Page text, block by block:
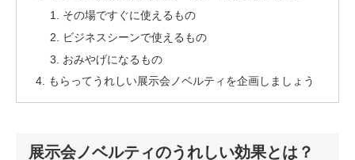
その場ですぐに使えるもの
ビジネスシーンで使えるもの
おみやげになるもの
もらってうれしい展示会ノベルティを企画しましょう
展示会ノベルティのうれしい効果とは？